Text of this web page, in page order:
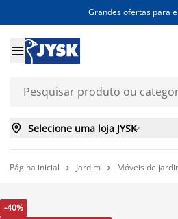
Grandes ofertas para

 Selecione uma loja JYSK
Página inicial  Jardim  Móveis de
-40%